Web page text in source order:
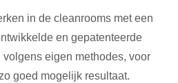
in de cleanrooms met een
en gepatenteerde
eigen methodes, voor
goed mogelijk resultaat.